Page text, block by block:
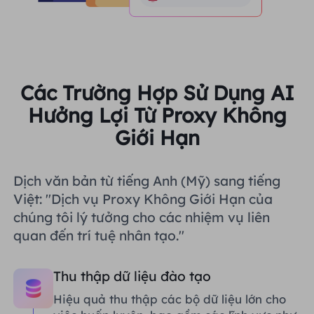
Các Trường Hợp Sử Dụng AI
Hưởng Lợi Từ Proxy Không
Giới Hạn
Dịch văn bản từ tiếng Anh (Mỹ) sang tiếng
Việt: "Dịch vụ Proxy Không Giới Hạn của
chúng tôi lý tưởng cho các nhiệm vụ liên
quan đến trí tuệ nhân tạo."
Thu thập dữ liệu đào tạo
Hiệu quả thu thập các bộ dữ liệu lớn cho